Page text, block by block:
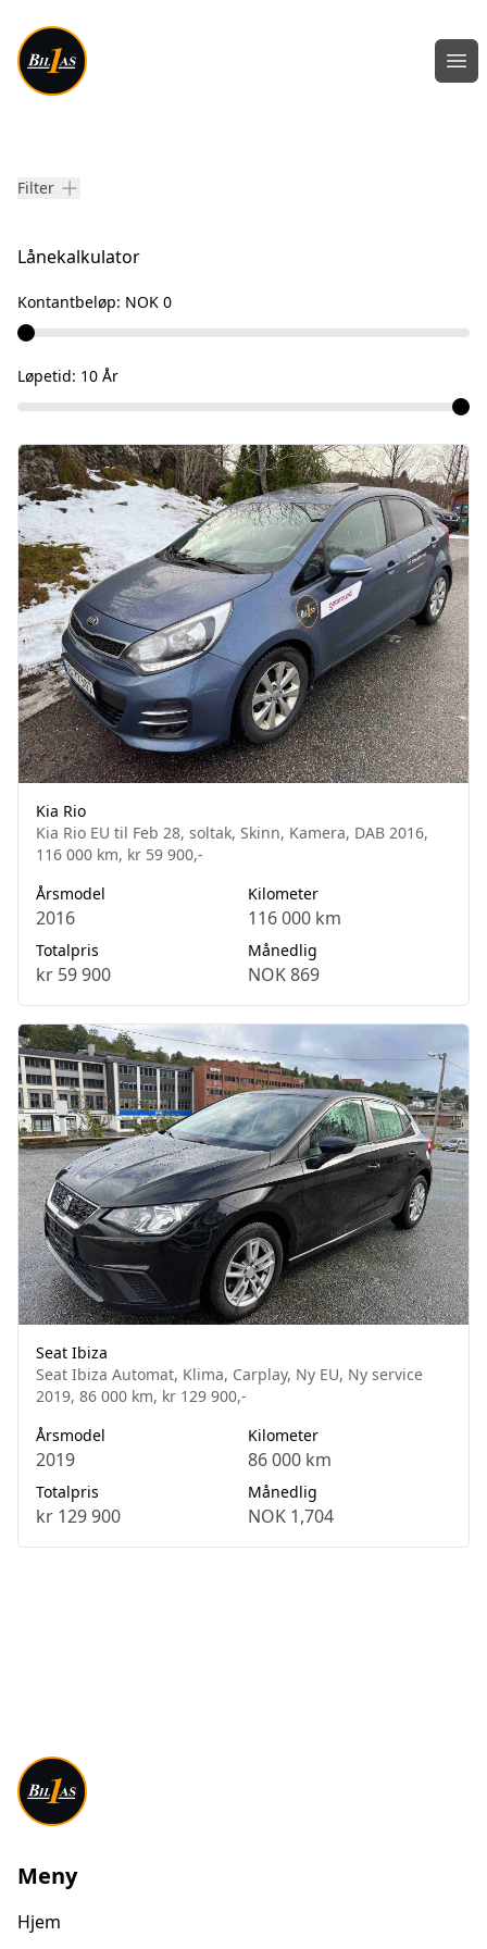
Filter
Lånekalkulator
Kontantbeløp: NOK 0
Løpetid: 10 År
Kia Rio
Kia Rio EU til Feb 28, soltak, Skinn, Kamera, DAB 2016,
116 000 km, kr 59 900,-
Årsmodel
2016
Kilometer
116 000 km
Totalpris
kr 59 900
Månedlig
NOK 869
Seat Ibiza
Seat Ibiza Automat, Klima, Carplay, Ny EU, Ny service
2019, 86 000 km, kr 129 900,-
Årsmodel
2019
Kilometer
86 000 km
Totalpris
kr 129 900
Månedlig
NOK 1,704
Meny
Hjem